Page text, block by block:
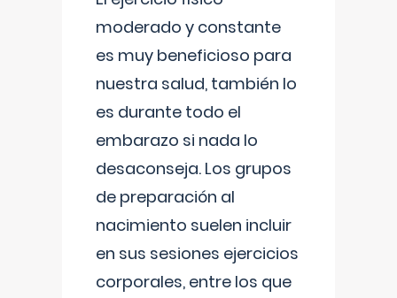
moderado y constante
es muy beneficioso para
nuestra salud, también lo
es durante todo el
embarazo si nada lo
desaconseja. Los grupos
de preparación al
nacimiento suelen incluir
en sus sesiones ejercicios
corporales, entre los que